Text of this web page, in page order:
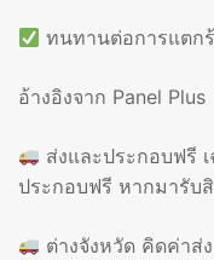
ทนทานต่อการแตก
อ้างอิงจาก Panel Plus
ส่งและประกอบฟรี
ประกอบฟรี หากมารับ
ต่างจังหวัด คิดค่าส่